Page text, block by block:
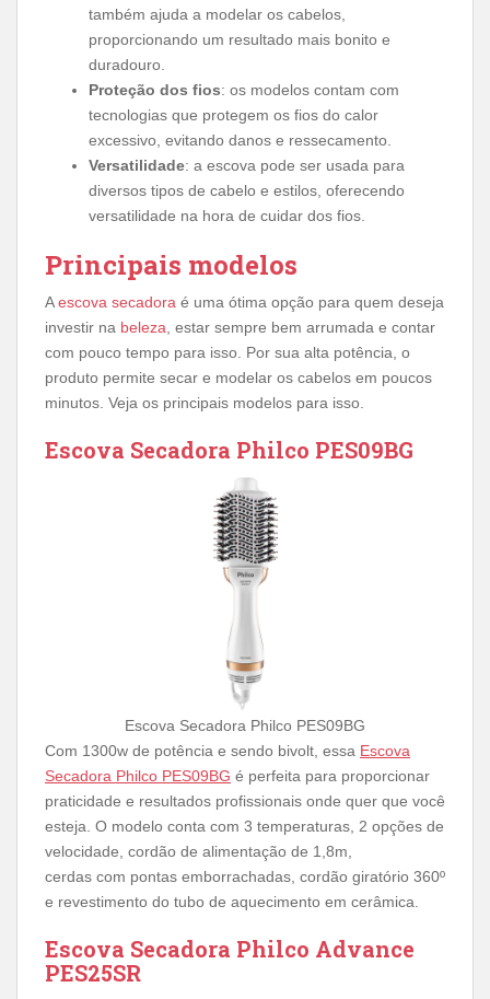
também ajuda a modelar os cabelos,
proporcionando um resultado mais bonito e
duradouro.
Proteção dos fios: os modelos contam com
tecnologias que protegem os fios do calor
excessivo, evitando danos e ressecamento.
Versatilidade: a escova pode ser usada para
diversos tipos de cabelo e estilos, oferecendo
versatilidade na hora de cuidar dos fios.
Principais modelos
Aescova secadora é uma ótima opção para quem deseja
investir na beleza, estar sempre bem arrumada e contar
com pouco tempo para isso. Por sua alta potência, o
produto permite secar e modelar os cabelos em poucos
minutos. Veja os principais modelos para isso.
Escova Secadora Philco PES09BG
Escova Secadora Philco PES09BG
Com 1300w de potência e sendo bivolt, essa Escova
Secadora Philco PES09BG é perfeita para proporcionar
praticidade e resultados profissionais onde quer que você
esteja. O modelo conta com 3 temperaturas, 2 opções de
velocidade, cordão de alimentação de 1,8m,
cerdas com pontas emborrachadas, cordão giratório 360º
e revestimento do tubo de aquecimento em cerâmica.
Escova Secadora Philco Advance
PES25SR